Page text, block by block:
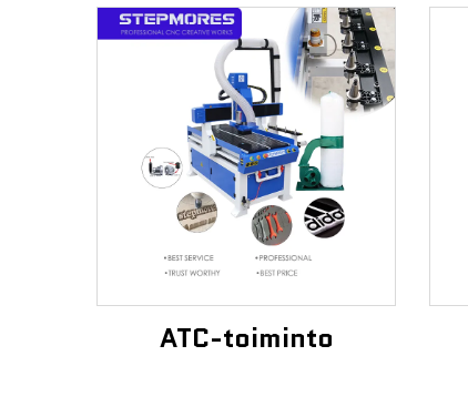
ATC-toiminto